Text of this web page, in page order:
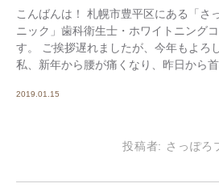
こんばんは！ 札幌市豊平区にある「さ
ニック」歯科衛生士・ホワイトニング
す。 ご挨拶遅れましたが、今年もよろ
私、新年から腰が痛くなり、昨日から
2019.01.15
投稿者: さっぽろ